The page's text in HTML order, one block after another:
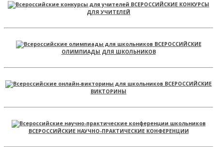
ВСЕРОССИЙСКИЕ КОНКУРСЫ
ДЛЯ УЧИТЕЛЕЙ
ВСЕРОССИЙСКИЕ
ОЛИМПИАДЫ ДЛЯ ШКОЛЬНИКОВ
ВСЕРОССИЙСКИЕ
ВИКТОРИНЫ
ВСЕРОССИЙСКИЕ НАУЧНО-ПРАКТИЧЕСКИЕ КОНФЕРЕНЦИИ